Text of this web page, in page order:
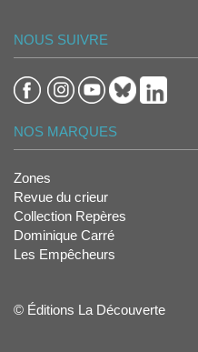
NOUS SUIVRE
NOS MARQUES
Zones
Revue du crieur
Collection Repères
Dominique Carré
Les Empêcheurs
© Éditions La Découverte